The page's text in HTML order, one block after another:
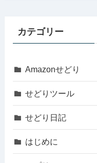
カテゴリー
Amazonせどり
せどりツール
せどり日記
はじめに